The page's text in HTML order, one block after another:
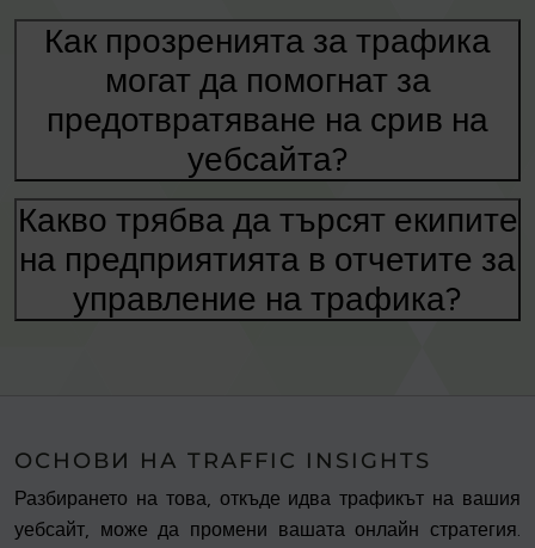
Как прозренията за трафика
могат да помогнат за
предотвратяване на срив на
уебсайта?
Какво трябва да търсят екипите
на предприятията в отчетите за
управление на трафика?
ОСНОВИ НА TRAFFIC INSIGHTS
Разбирането на това, откъде идва трафикът на вашия
уебсайт, може да промени вашата онлайн стратегия.